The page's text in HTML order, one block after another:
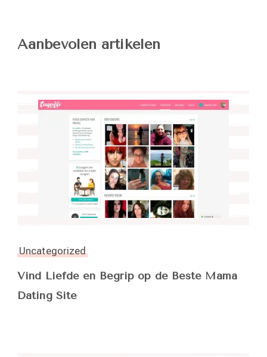
Aanbevolen artikelen
Uncategorized
Vind Liefde en Begrip op de Beste Mama
Dating Site